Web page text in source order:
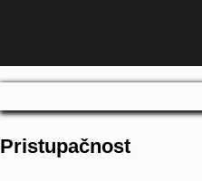
Pristupačnost